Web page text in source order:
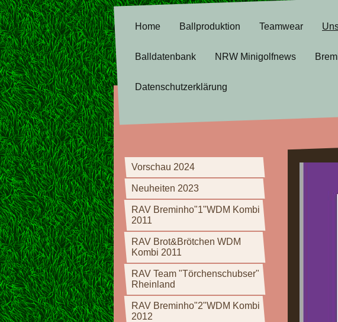
Home Ballproduktion Teamwear
Balldatenbank NRW Minigolfnews
Datenschutzerklärung
Vorschau 2024
Neuheiten 2023
RAV Breminho"1"WDM Kombi
2011
RAV Brot&Brötchen WDM
Kombi 2011
RAV Team "Törchenschubser"
Rheinland
RAV Breminho"2"WDM Kombi
2012